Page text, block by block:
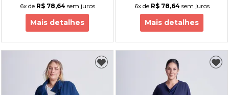
6xde R$ 78,64 sem juros
Mais detalhes
6xde R$ 78,64 sem juros
Mais detalhes